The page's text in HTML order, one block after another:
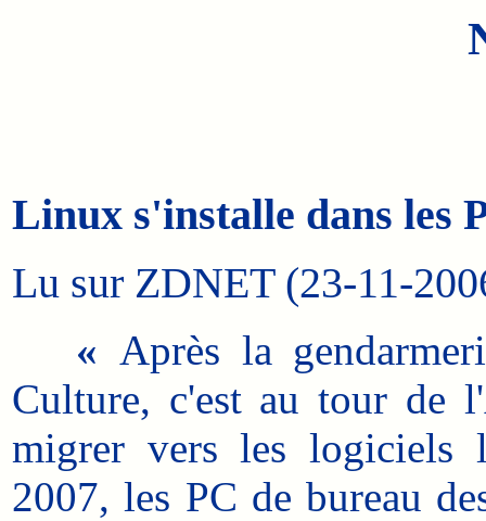
Linux s'installe dans les
Lu sur ZDNET (23-11-
« Après la
Culture, c'est au tour de
migrer vers les
2007, les PC de bureau